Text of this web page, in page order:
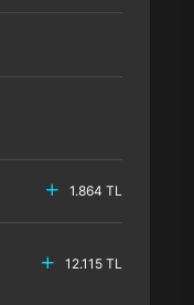
1.864 TL
12.115 TL